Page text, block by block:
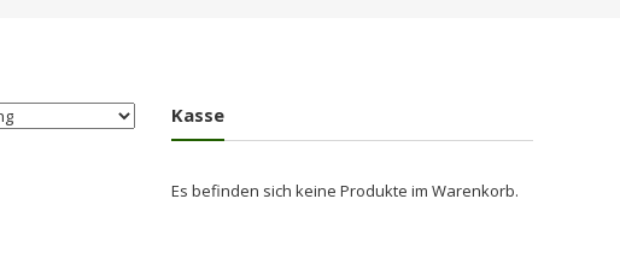
Kasse
Es befinden sich keine Produkte im Warenkorb.